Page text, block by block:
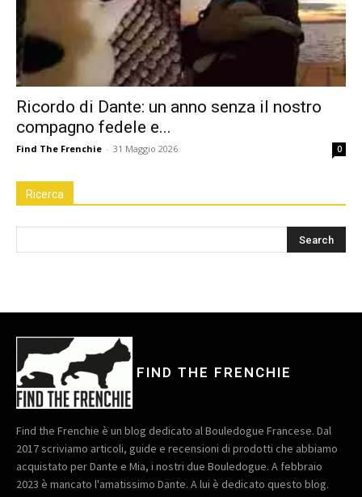
Ricordo di Dante: un anno senza il nostro
compagno fedele e...
Find The Frenchie - 31 Maggio 2026 0
Ricerca
FIND THE FRENCHIE
Find the Frenchie è un blog dedicato al Bouledogue Francese. Dal
2017 scriviamo articoli, guide e recensioni di prodotti che abbiamo
acquistato per Dante e Mia, i nostri due Bouledogue. A febbraio
2023 è mancato l'amatissimo Dante. A lui è dedicato questo blog.